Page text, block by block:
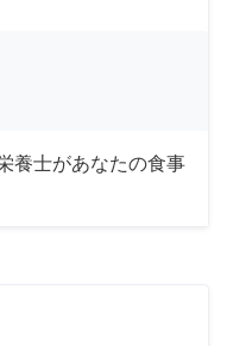
士があなたの食事